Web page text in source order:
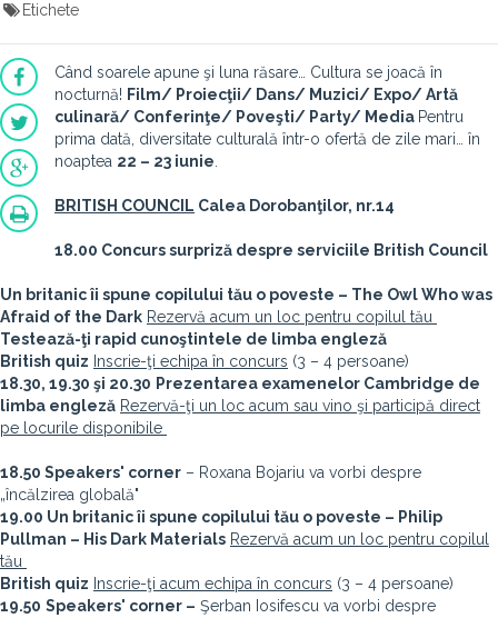
Etichete
Când soarele apune şi luna răsare… Cultura se joacă în
nocturnă! Film/ Proiecţii/ Dans/ Muzici/ Expo/ Artă
culinară/ Conferinţe/ Poveşti/ Party/ Media Pentru
prima dată, diversitate culturală într-o ofertă de zile mari… în
noaptea 22 – 23 iunie
BRITISH COUNCIL Calea Dorobanţilor, nr.14
18.00 Concurs surpriză despre serviciile British Council
Un britanic îi spune copilului tău o poveste – The Owl Who was
Afraid of the Dark Rezervă acum un loc pentru copilul tău
Testează-ţi rapid cunoştintele de limba engleză
British quiz Inscrie-ţi echipa în concurs (3 – 4 persoane)
18.30, 19.30 şi 20.30 Prezentarea examenelor Cambridge de
limba engleză Rezervă-ţi un loc acum sau vino şi participă direct
pe locurile disponibile
18.50 Speakers' corner – Roxana Bojariu va vorbi despre
„încălzirea globală"
19.00 Un britanic îi spune copilului tău o poveste – Philip
Pullman – His Dark Materials Rezervă acum un loc pentru copilul
tău
British quiz Inscrie-ţi acum echipa în concurs (3 – 4 persoane)
19.50 Speakers' corner – Şerban Iosifescu va vorbi despre